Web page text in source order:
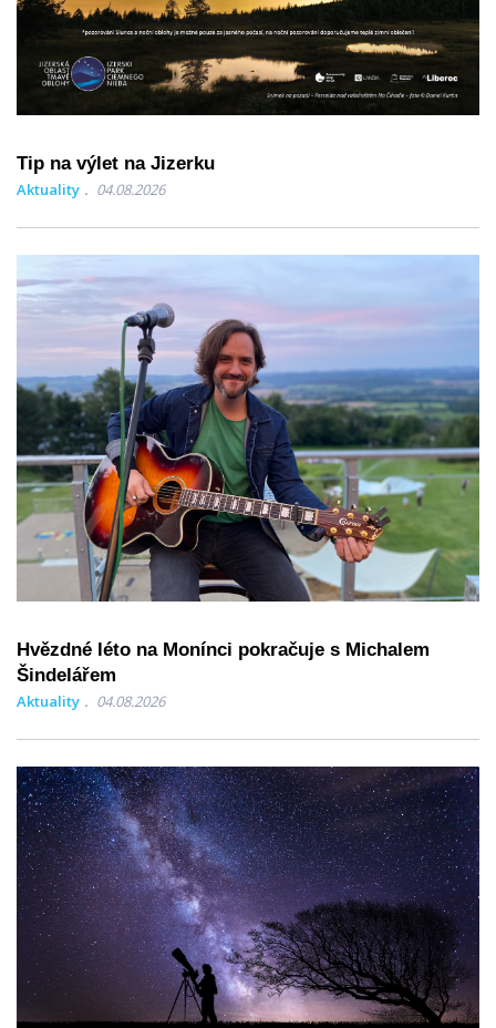
Tip na výlet na Jizerku
Aktuality 04.08.2026
Hvězdné léto na Monínci pokračuje s Michalem
Šindelářem
Aktuality 04.08.2026